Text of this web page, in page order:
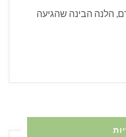
הלנה הבינה שהגיעה